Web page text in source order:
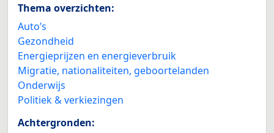
Thema overzichten:
Auto’s
Gezondheid
Energieprijzen en energieverbruik
Migratie, nationaliteiten, geboortelanden
Onderwijs
Politiek & verkiezingen
Achtergronden: